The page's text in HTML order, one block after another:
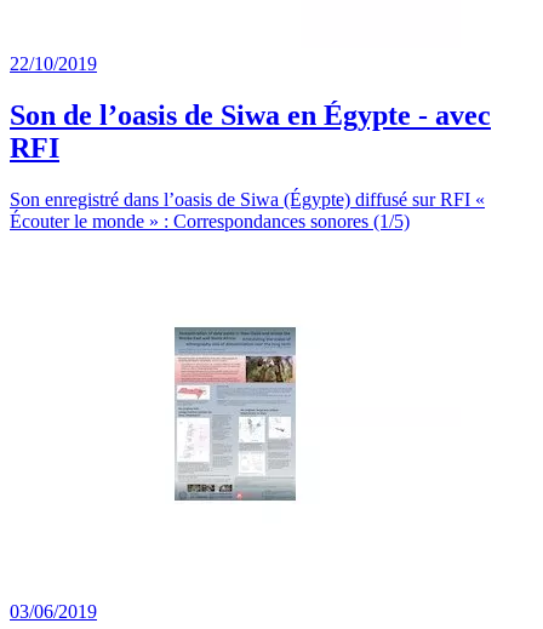
22/10/2019
Son de l’oasis de Siwa en Égypte - avec
RFI
Son enregistré dans l’oasis de Siwa (Égypte) diffusé sur RFI «
Écouter le monde » : Correspondances sonores (1/5)
03/06/2019